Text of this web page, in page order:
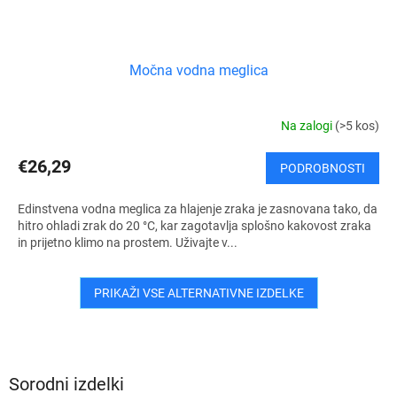
Sorodni izdelki
Močna vodna meglica
Na zalogi (>5 kos)
€26,29 PODROBNOSTI
Edinstvena vodna meglica za hlajenje zraka je zasnovana tako, da
hitro ohladi zrak do 20 °C, kar zagotavlja splošno kakovost zraka
in prijetno klimo na prostem. Uživajte v...
PRIKAŽI VSE ALTERNATIVNE IZDELKE